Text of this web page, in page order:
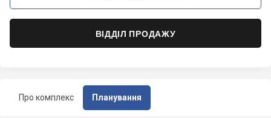
Про комплекс Планування
ВІДДІЛ ПРОДАЖУ